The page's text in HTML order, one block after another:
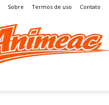
Sobre Termos de uso Contato